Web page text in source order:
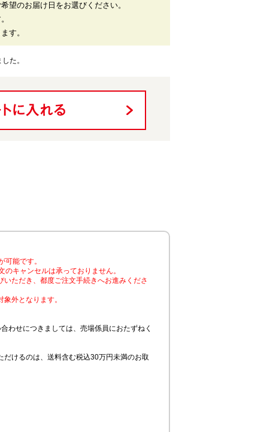
望のお届け日をお選びください。
す。
た。
能です。
キャンセルは承っておりません。
ただき、都度ご注文手続きへお進みくださ
外となります。
わせにつきましては、売場係員におたずねく
けるのは、送料含む税込30万円未満のお取